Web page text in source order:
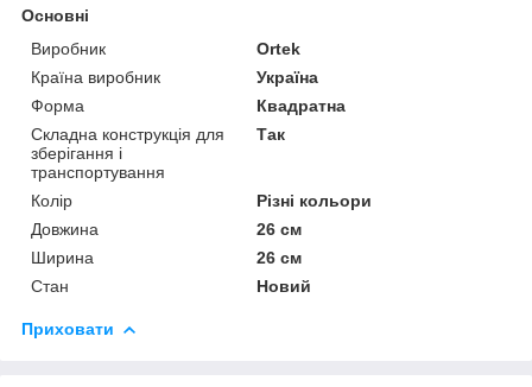
Основні
Виробник
Ortek
Країна виробник
Україна
Форма
Квадратна
Складна конструкція для
зберігання і
транспортування
Так
Колір
Різні кольори
Довжина
26 см
Ширина
26 см
Стан
Новий
Приховати